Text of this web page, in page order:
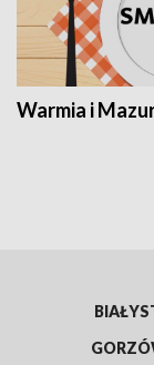
Warmia i